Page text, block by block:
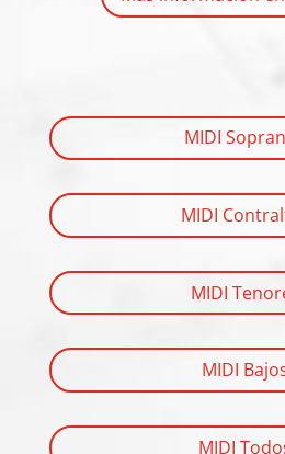
MIDI
MIDI
MIDI
MIDI
MIDI